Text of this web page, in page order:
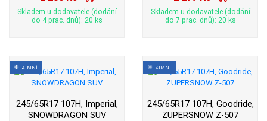
Skladem u dodavatele (dodání
do 4 prac. dnů): 20 ks
Skladem u dodavatele (dodání
do 7 prac. dnů): 20 ks
ZIMNÍ
245/65R17 107H, Imperial,
SNOWDRAGON SUV
ZIMNÍ
245/65R17 107H, Goodride,
ZUPERSNOW Z-507